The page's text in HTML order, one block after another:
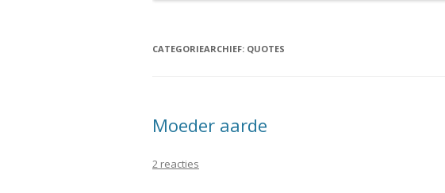
CATEGORIEARCHIEF: QUOTES
Moeder aarde
2 reacties